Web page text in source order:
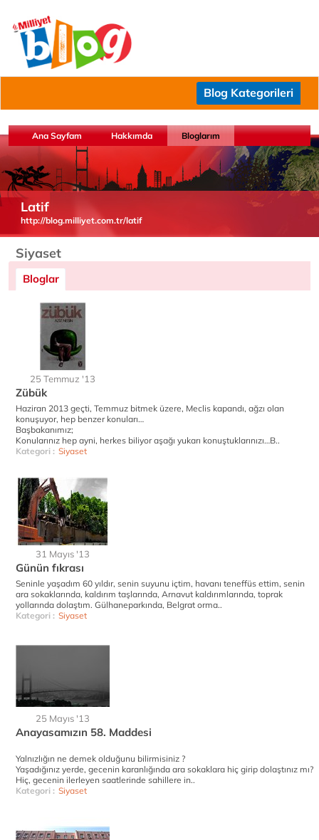
Blog Kategorileri
Ana Sayfam Hakkımda Bloglarım
Latif
http://blog.milliyet.com.tr/latif
Siyaset
Bloglar
25 Temmuz '13
Zübük
Haziran 2013 geçti, Temmuz bitmek üzere, Meclis kapandı, ağzı olan
konuşuyor, hep benzer konuları…
Başbakanımız;
Konularınız hep ayni, herkes biliyor aşağı yukarı konuştuklarınızı…B..
Kategori : Siyaset
31 Mayıs '13
Günün fıkrası
Seninle yaşadım 60 yıldır, senin suyunu içtim, havanı teneffüs ettim, senin
ara sokaklarında, kaldırım taşlarında, Arnavut kaldırımlarında, toprak
yollarında dolaştım. Gülhaneparkında, Belgrat orma..
Kategori : Siyaset
25 Mayıs '13
Anayasamızın 58. Maddesi
Yalnızlığın ne demek olduğunu bilirmisiniz ?
Yaşadığınız yerde, gecenin karanlığında ara sokaklara hiç girip dolaştınız mı?
Hiç, gecenin ilerleyen saatlerinde sahillere in..
Kategori : Siyaset